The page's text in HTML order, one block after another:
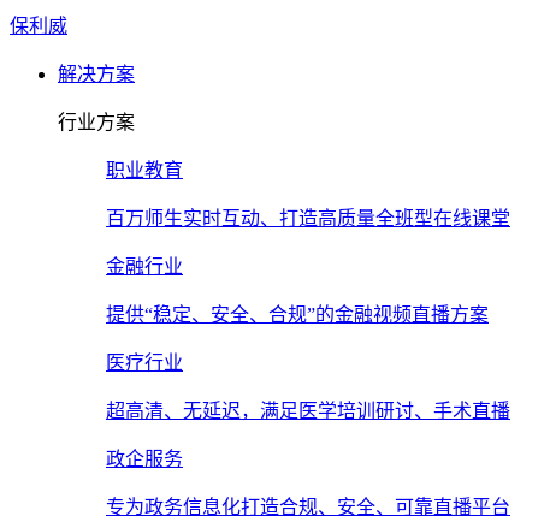
保利威
解决方案
行业方案
职业教育
百万师生实时互动、打造高质量全班型在线课堂
金融行业
提供“稳定、安全、合规”的金融视频直播方案
医疗行业
超高清、无延迟，满足医学培训研讨、手术直播
政企服务
专为政务信息化打造合规、安全、可靠直播平台